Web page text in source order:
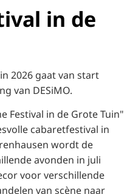
in de
2026 gaat van start
van DESiMO.
Festival in de Grote Tuin"
cabaretfestival in
wordt de
avonden in juli
voor verschillende
van scène naar